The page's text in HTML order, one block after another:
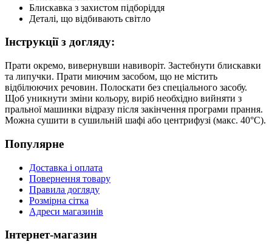
Блискавка з захистом підборіддя
Деталі, що відбивають світло
Інструкції з догляду:
Прати окремо, вивернувши навиворіт. Застебнути блискавки
та липучки. Прати миючим засобом, що не містить
відбілюючих речовин. Полоскати без спеціального засобу.
Щоб уникнути зміни кольору, виріб необхідно вийняти з
пральної машинки відразу після закінчення програми прання.
Можна сушити в сушильній шафі або центрифузі (макс. 40°C).
Популярне
Доставка і оплата
Повернення товару
Правила догляду
Розмірна сітка
Адреси магазинів
Інтернет-магазин